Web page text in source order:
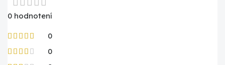
0 hodnotení
0
0